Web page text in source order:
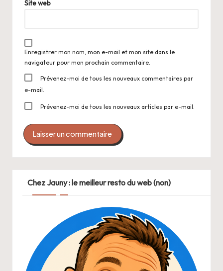
Site web
Enregistrer mon nom, mon e-mail et mon site dans le
navigateur pour mon prochain commentaire.
Prévenez-moi de tous les nouveaux commentaires par
e-mail.
Prévenez-moi de tous les nouveaux articles par e-mail.
Chez Jauny : le meilleur resto du web (non)